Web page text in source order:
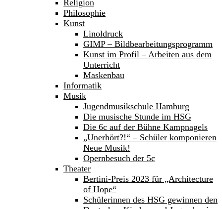
Religion
Philosophie
Kunst
Linoldruck
GIMP – Bildbearbeitungsprogramm
Kunst im Profil – Arbeiten aus dem
Unterricht
Maskenbau
Informatik
Musik
Jugendmusikschule Hamburg
Die musische Stunde im HSG
Die 6c auf der Bühne Kampnagels
„Unerhört?!“ – Schüler komponieren
Neue Musik!
Opernbesuch der 5c
Theater
Bertini-Preis 2023 für „Architecture
of Hope“
Schülerinnen des HSG gewinnen den